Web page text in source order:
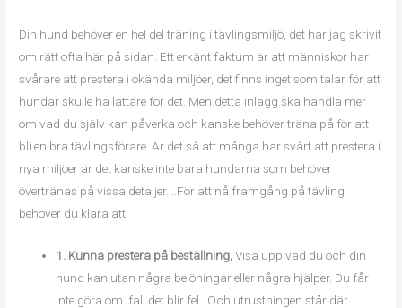
Din hund behöver en hel del träning i tävlingsmiljö, det har jag skrivit
om rätt ofta här på sidan. Ett erkänt faktum är att människor har
svårare att prestera i okända miljöer, det finns inget som talar för att
hundar skulle ha lättare för det. Men detta inlägg ska handla mer
om vad du själv kan påverka och kanske behöver träna på för att
bli en bra tävlingsförare. Är det så att många har svårt att prestera i
nya miljöer är det kanske inte bara hundarna som behöver
övertränas på vissa detaljer….För att nå framgång på tävling
behöver du klara att:
1. Kunna prestera på beställning,Visa upp vad du och din
hund kan utan några belöningar eller några hjälper. Du får
inte göra om ifall det blir fel…Och utrustningen står där